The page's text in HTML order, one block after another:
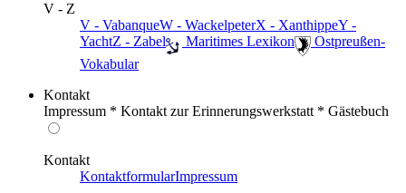
V - Z
V - VabanqueW - WackelpeterX - XanthippeY -
YachtZ - Zabel ️ Maritimes Lexikon
️ Ostpreußen-
Vokabular
Kontakt
Impressum * Kontakt zur Erinnerungswerkstatt * Gästebuch
Kontakt
KontaktformularImpressum